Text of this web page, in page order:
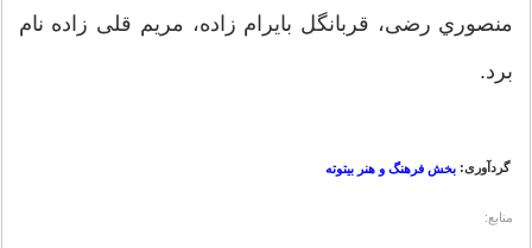
منصوري رضی، قربانگل بايرام زاده، مريم قلی زاده نام
برد.
گردآوری: بخش فرهنگ و هنر بیتوته
منابع: